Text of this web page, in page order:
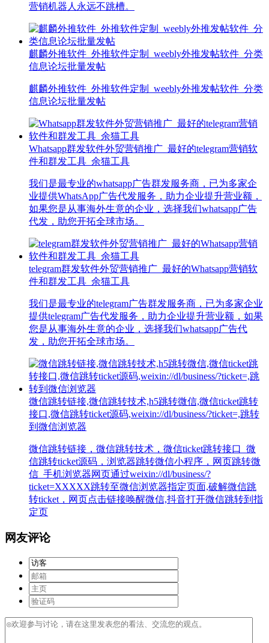
营销机器人永远不跳槽。
麒麟外推软件_外推软件定制_weebly外推发帖软件_分类
信息论坛批量发帖
麒麟外推软件_外推软件定制_weebly外推发帖软件_分类
信息论坛批量发帖
Whatsapp群发软件外贸营销推广_最好的telegram营销软
件和群发工具_余猫工具
我们是最专业的whatsapp广告群发服务商，已为多家企
业提供WhatsApp广告代发服务，助力企业提升营业额，
如果您是从事海外生意的企业，选择我们whatsapp广告
代发，助您开拓全球市场。
telegram群发软件外贸营销推广_最好的Whatsapp营销软
件和群发工具_余猫工具
我们是最专业的telegram广告群发服务商，已为多家企业
提供telegram广告代发服务，助力企业提升营业额，如果
您是从事海外生意的企业，选择我们whatsapp广告代
发，助您开拓全球市场。
微信跳转链接,微信跳转技术,h5跳转微信,微信ticket跳转
接口,微信跳转ticket源码,weixin://dl/business/?ticket=,跳转
到微信浏览器
微信跳转链接，微信跳转技术，微信ticket跳转接口_微
信跳转ticket源码，浏览器跳转微信小程序，网页跳转微
信_手机浏览器网页通过weixin://dl/business/?
ticket=XXXXX跳转至微信浏览器指定页面,破解微信跳
转ticket，网页点击链接唤醒微信,抖音打开微信跳转到指
定页
网友评论